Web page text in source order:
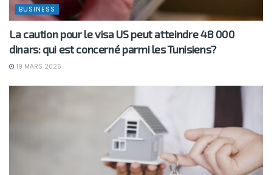
BUSINESS
La caution pour le visa US peut atteindre 48 000
dinars: qui est concerné parmi les Tunisiens?
19 MARS 2026